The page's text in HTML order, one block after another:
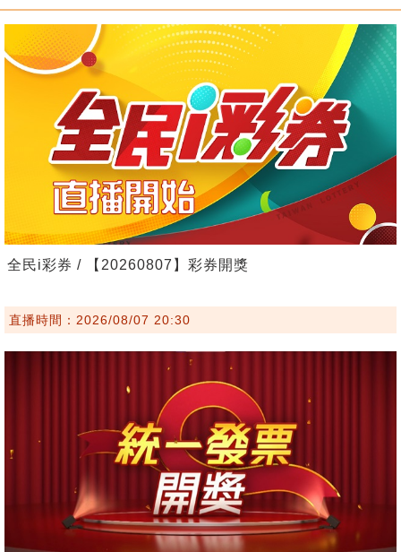
全民i彩券 / 【20260807】彩券開獎
直播時間：2026/08/07 20:30